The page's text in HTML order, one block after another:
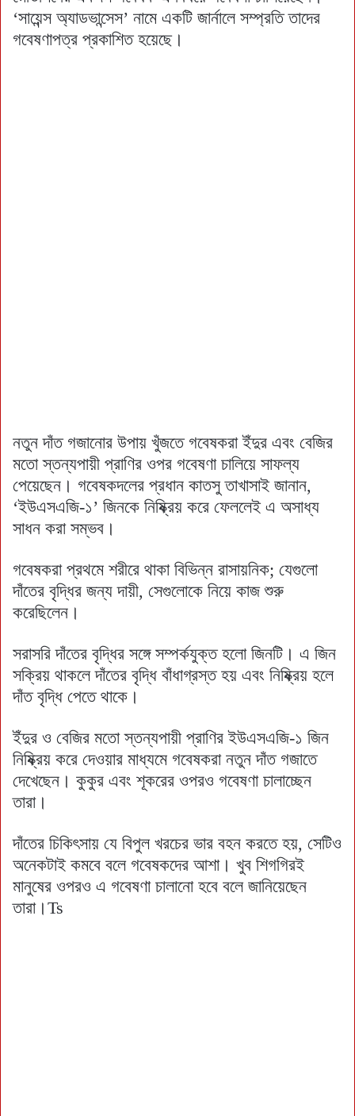
‘সায়েন্স অ্যাডভান্সেস’ নামে একটি জার্নালে সম্প্রতি তাদের
গবেষণাপত্র প্রকাশিত হয়েছে।
নতুন দাঁত গজানোর উপায় খুঁজতে গবেষকরা ইঁদুর এবং বেজির
মতো স্তন্যপায়ী প্রাণির ওপর গবেষণা চালিয়ে সাফল্য
পেয়েছেন। গবেষকদলের প্রধান কাতসু তাখাসাই জানান,
‘ইউএসএজি-১’ জিনকে নিষ্ক্রিয় করে ফেললেই এ অসাধ্য
সাধন করা সম্ভব।
গবেষকরা প্রথমে শরীরে থাকা বিভিন্ন রাসায়নিক; যেগুলো
দাঁতের বৃদ্ধির জন্য দায়ী, সেগুলোকে নিয়ে কাজ শুরু
করেছিলেন।
সরাসরি দাঁতের বৃদ্ধির সঙ্গে সম্পর্কযুক্ত হলো জিনটি। এ জিন
সক্রিয় থাকলে দাঁতের বৃদ্ধি বাঁধাগ্রস্ত হয় এবং নিষ্ক্রিয় হলে
দাঁত বৃদ্ধি পেতে থাকে।
ইঁদুর ও বেজির মতো স্তন্যপায়ী প্রাণির ইউএসএজি-১ জিন
নিষ্ক্রিয় করে দেওয়ার মাধ্যমে গবেষকরা নতুন দাঁত গজাতে
দেখেছেন। কুকুর এবং শূকরের ওপরও গবেষণা চালাচ্ছেন
তারা।
দাঁতের চিকিৎসায় যে বিপুল খরচের ভার বহন করতে হয়, সেটিও
অনেকটাই কমবে বলে গবেষকদের আশা। খুব শিগগিরই
মানুষের ওপরও এ গবেষণা চালানো হবে বলে জানিয়েছেন
তারা।Ts